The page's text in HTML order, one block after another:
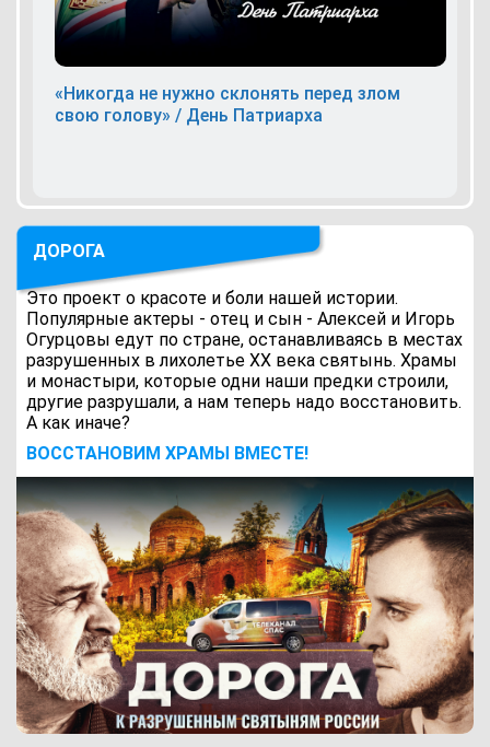
«Никогда не нужно склонять перед злом
свою голову» / День Патриарха
ДОРОГА
Это проект о красоте и боли нашей истории.
Популярные актеры - отец и сын - Алексей и Игорь
Огурцовы едут по стране, останавливаясь в местах
разрушенных в лихолетье ХХ века святынь. Храмы
и монастыри, которые одни наши предки строили,
другие разрушали, а нам теперь надо восстановить.
А как иначе?
ВОCСТАНОВИМ ХРАМЫ ВМЕСТЕ!